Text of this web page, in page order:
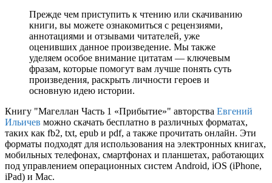
Прежде чем приступить к чтению или скачиванию
книги, вы можете ознакомиться с рецензиями,
аннотациями и отзывами читателей, уже
оценивших данное произведение. Мы также
уделяем особое внимание цитатам — ключевым
фразам, которые помогут вам лучше понять суть
произведения, раскрыть личности героев и
основную идею истории.
Книгу "Магеллан Часть 1 «Прибытие»" авторства Евгений
Ильичев можно скачать бесплатно в различных форматах,
таких как fb2, txt, epub и pdf, а также прочитать онлайн. Эти
форматы подходят для использования на электронных книгах,
мобильных телефонах, смартфонах и планшетах, работающих
под управлением операционных систем Android, iOS (iPhone,
iPad) и Mac.